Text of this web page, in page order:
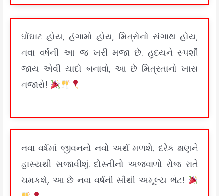
ઘોંઘાટ હોય, હંગામો હોય, મિત્રોનો સંગાથ હોય,
નવા વર્ષની આ જ ખરી મજા છે. હૃદયને સ્પર્શી
જાય એવી યાદો બનાવો, આ છે મિત્રતાનો ખાસ
નજારો!
નવા વર્ષમાં જીવનનો નવો અર્થ મળશે, દરેક ક્ષણને
હાસ્યથી સજાવીશું. દોસ્તીનો અજવાળો રોજ રાતે
ચમકશે, આ છે નવા વર્ષની સૌથી અમૂલ્ય ભેટ!